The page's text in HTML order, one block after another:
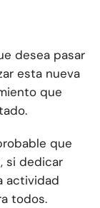
desea pasar
esta nueva
que
que
si dedicar
actividad
todos.